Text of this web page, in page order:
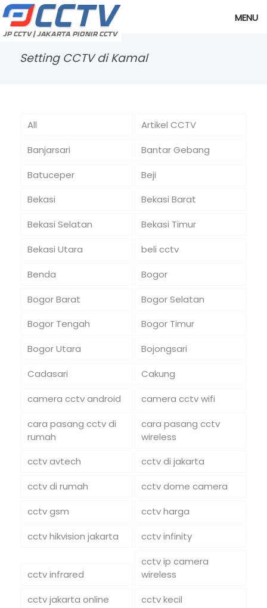
MENU
Setting CCTV di Kamal
All
Artikel CCTV
Banjarsari
Bantar Gebang
Batuceper
Beji
Bekasi
Bekasi Barat
Bekasi Selatan
Bekasi Timur
Bekasi Utara
beli cctv
Benda
Bogor
Bogor Barat
Bogor Selatan
Bogor Tengah
Bogor Timur
Bogor Utara
Bojongsari
Cadasari
Cakung
camera cctv android
camera cctv wifi
cara pasang cctv di
rumah
cara pasang cctv
wireless
cctv avtech
cctv di jakarta
cctv di rumah
cctv dome camera
cctv gsm
cctv harga
cctv hikvision jakarta
cctv infinity
cctv infrared
cctv ip camera
wireless
cctv jakarta online
cctv kecil